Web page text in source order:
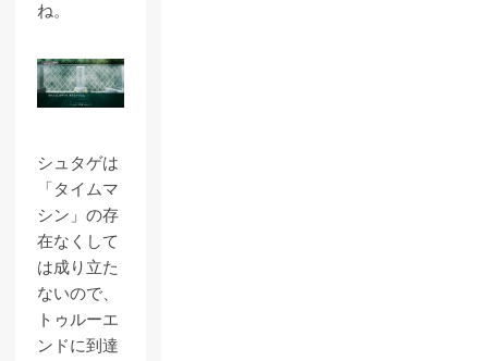
ね。
シュタゲは
「タイムマ
シン」の存
在なくして
は成り立た
ないので、
トゥルーエ
ンドに到達